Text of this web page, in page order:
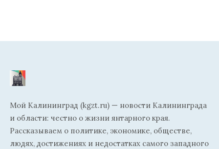
Мой Калининград (kgzt.ru) — новости Калининграда
и области: честно о жизни янтарного края.
Рассказываем о политике, экономике, обществе,
людях, достижениях и недостатках самого западного